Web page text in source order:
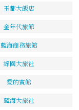
玉都大飯店
金年代旅館
藍海商務旅館
綠園大旅社
愛的賓館
藍海大旅社